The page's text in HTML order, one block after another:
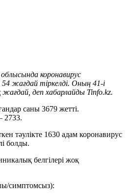
коронавирус
жағдай тіркелді. Оның 41-і
жағдай, деп хабарлайды Tinfo.kz.
саны 3679 жетті.
2733.
тәулікте 1630 адам коронавирус
болды.
белгілері жоқ
симптомсыз):